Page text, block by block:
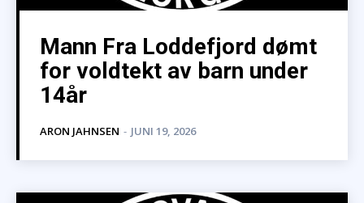
Mann Fra Loddefjord dømt
for voldtekt av barn under
14år
ARON JAHNSEN - JUNI 19, 2026